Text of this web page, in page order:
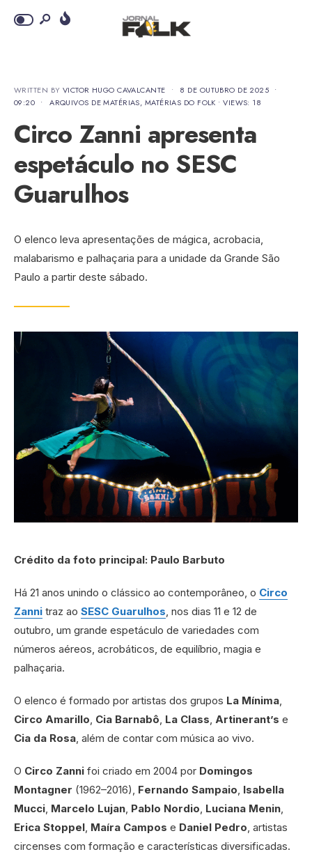
WRITTEN BY VICTOR HUGO CAVALCANTE • 8 DE OUTUBRO DE 2025 •
09:20 • ARQUIVOS DE MATÉRIAS, MATÉRIAS DO FOLK •VIEWS: 18
Circo Zanni apresenta
espetáculo no SESC
Guarulhos
O elenco leva apresentações de mágica, acrobacia,
malabarismo e palhaçaria para a unidade da Grande São
Paulo a partir deste sábado.
Crédito da foto principal: Paulo Barbuto
Há 21 anos unindo o clássico ao contemporâneo, o Circo
Zanni traz ao SESC Guarulhos , nos dias 11 e 12 de
outubro, um grande espetáculo de variedades com
números aéreos, acrobáticos, de equilíbrio, magia e
palhaçaria.
O elenco é formado por artistas dos grupos La Mínima
Circo Amarillo Cia Barnabô La Class Artinerant’s e
Cia da Rosa , além de contar com música ao vivo.
O Circo Zanni foi criado em 2004 por Domingos
Montagner (1962–2016), Fernando Sampaio Isabella
Mucci Marcelo Lujan Pablo Nordio Luciana Menin
Erica Stoppel Maíra Campos e Daniel Pedro , artistas
circenses com formação e características diversificadas.